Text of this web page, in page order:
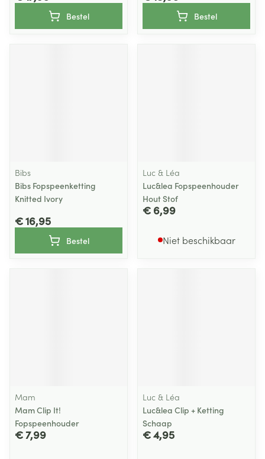
Bestel Bestel
Bibs
Bibs Fopspeenketting
Knitted Ivory
€ 16,95
Bestel
Luc & Léa
Luc&lea Fopspeenhouder
Hout Stof
€ 6,99
Niet beschikbaar
Mam
Mam Clip It!
Fopspeenhouder
€ 7,99
Luc & Léa
Luc&lea Clip + Ketting
Schaap
€ 4,95